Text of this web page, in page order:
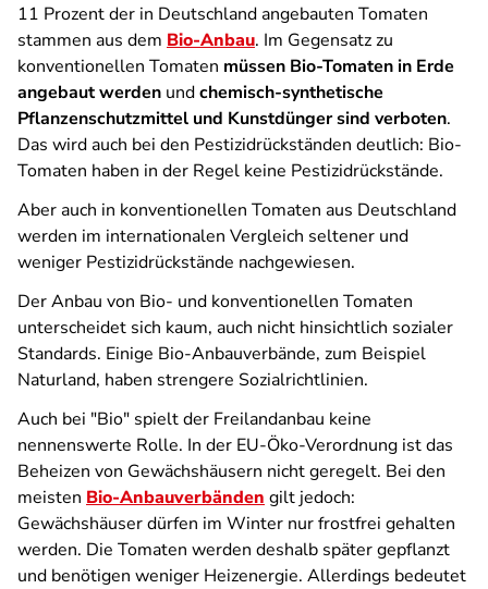
11 Prozent der in Deutschland angebauten Tomaten
stammen aus dem Bio-Anbau. Im Gegensatz zu
konventionellen Tomaten müssen Bio-Tomaten in Erde
angebaut werden undchemisch-synthetische
Pflanzenschutzmittel und Kunstdünger sind verboten.
Das wird auch bei den Pestizidrückständen deutlich: Bio-
Tomaten haben in der Regel keine Pestizidrückstände.
Aber auch in konventionellen Tomaten aus Deutschland
werden im internationalen Vergleich seltener und
weniger Pestizidrückstände nachgewiesen.
Der Anbau von Bio- und konventionellen Tomaten
unterscheidet sich kaum, auch nicht hinsichtlich sozialer
Standards. Einige Bio-Anbauverbände, zum Beispiel
Naturland, haben strengere Sozialrichtlinien.
Auch bei "Bio" spielt der Freilandanbau keine
nennenswerte Rolle. In der EU-Öko-Verordnung ist das
Beheizen von Gewächshäusern nicht geregelt. Bei den
meisten Bio-Anbauverbänden gilt jedoch:
Gewächshäuser dürfen im Winter nur frostfrei gehalten
werden. Die Tomaten werden deshalb später gepflanzt
und benötigen weniger Heizenergie. Allerdings bedeutet